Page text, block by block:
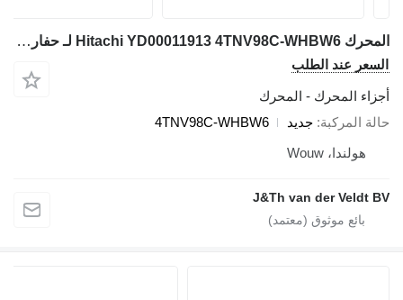
المحرك Hitachi YD00011913 4TNV98C-WHBW6 لـ حفارة صغيرة Hitachi ZX85US-6 ZX85USB-6
عند الطلب
المحرك - المحرك
جديد
4TNV98C-WHBW6
هولندا، Wouw
J&Th van der